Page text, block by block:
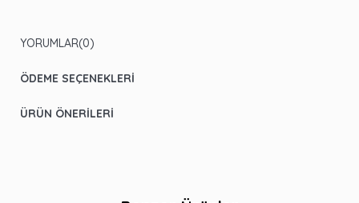
YORUMLAR(0)
ÖDEME SEÇENEKLERI
ÜRÜN ÖNERILERI